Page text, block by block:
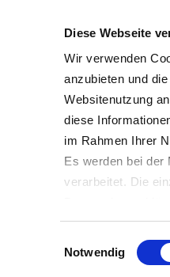
Diese Webseite
Wir verwenden
anzubieten und
Websitenutzung
diese
im Rahmen Ihrer
Es werden bei der
verarbeitet. Die
Datenübertragung
von
Datenschutz
Notwendig
Unternehmen